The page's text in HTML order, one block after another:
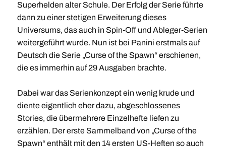
Superhelden alter Schule. Der Erfolg der Serie führte
dann zu einer stetigen Erweiterung dieses
Universums, das auch in Spin-Off und Ableger-Serien
weitergeführt wurde. Nun ist bei Panini erstmals auf
Deutsch die Serie „Curse of the Spawn“ erschienen,
die es immerhin auf 29 Ausgaben brachte.
Dabei war das Serienkonzept ein wenig krude und
diente eigentlich eher dazu, abgeschlossenes
Stories, die übermehrere Einzelhefte liefen zu
erzählen. Der erste Sammelband von „Curse of the
Spawn“ enthält mit den 14 ersten US-Heften so auch